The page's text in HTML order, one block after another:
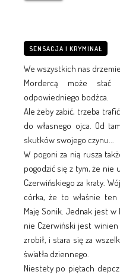
SENSACJA I KRYMINAŁ
We wszystkich nas
Mordercą może
odpowiedniego bodźca.
Ale żeby zabić, trzeba
do własnego ojca. Od
skutków swojego czynu...
W pogoni za nią rusza
pogodzić się z tym, że nie
Czerwińskiego za kraty.
córka, że to właśnie ten
Maję Sonik. Jednak jest w
nie Czerwiński jest
zrobił, i stara się za
światła dziennego.
Niestety po piętach